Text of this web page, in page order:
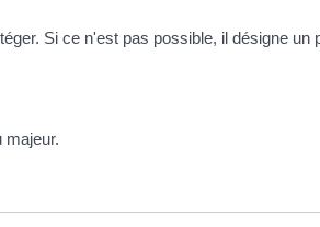
Si ce n'est pas possible, il désigne
majeur.